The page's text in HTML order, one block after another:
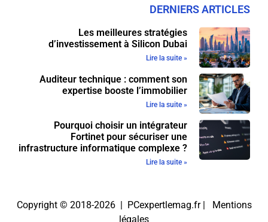
DERNIERS ARTICLES
Les meilleures stratégies
d’investissement à Silicon Dubai
Lire la suite »
Auditeur technique : comment son
expertise booste l’immobilier
Lire la suite »
Pourquoi choisir un intégrateur
Fortinet pour sécuriser une
infrastructure informatique complexe ?
Lire la suite »
Copyright © 2018-2026 | PCexpertlemag.fr | Mentions
légales